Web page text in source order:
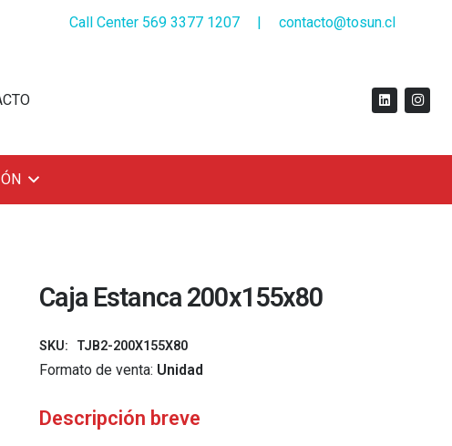
Call Center 569 3377 1207 | contacto@tosun.cl
Caja Estanca 200x155x80
SKU: TJB2-200X155X80
Formato de venta: Unidad
Descripción breve